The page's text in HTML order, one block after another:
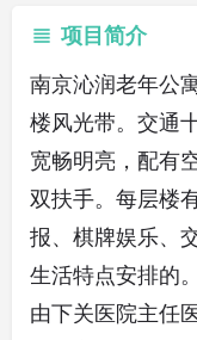
项目简介
南京沁润老年公
楼风光带。交通
宽畅明亮，配有
双扶手。每层楼
报、棋牌娱乐、
生活特点安排的
由下关医院主任